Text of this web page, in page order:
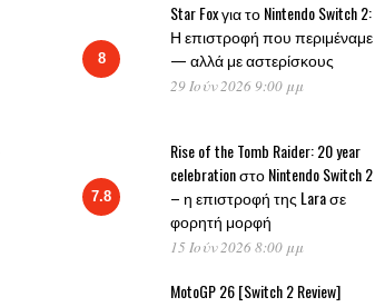
8
Star Fox για το Nintendo Switch 2:
Η επιστροφή που περιμέναμε
— αλλά με αστερίσκους
29 Ιούν 2026 9:00 μμ
7.8
Rise of the Tomb Raider: 20 year
celebration στο Nintendo Switch 2
– η επιστροφή της Lara σε
φορητή μορφή
15 Ιούν 2026 8:00 μμ
MotoGP 26 [Switch 2 Review]